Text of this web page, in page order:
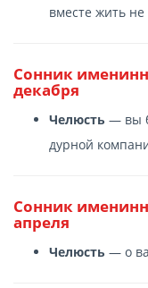
вместе жить не
Сонник
декабря
Челюсть — вы
дурной
Сонник
апреля
Челюсть — о